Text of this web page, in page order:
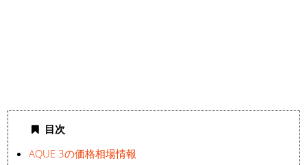
目次
AQUE 3の価格相場情報